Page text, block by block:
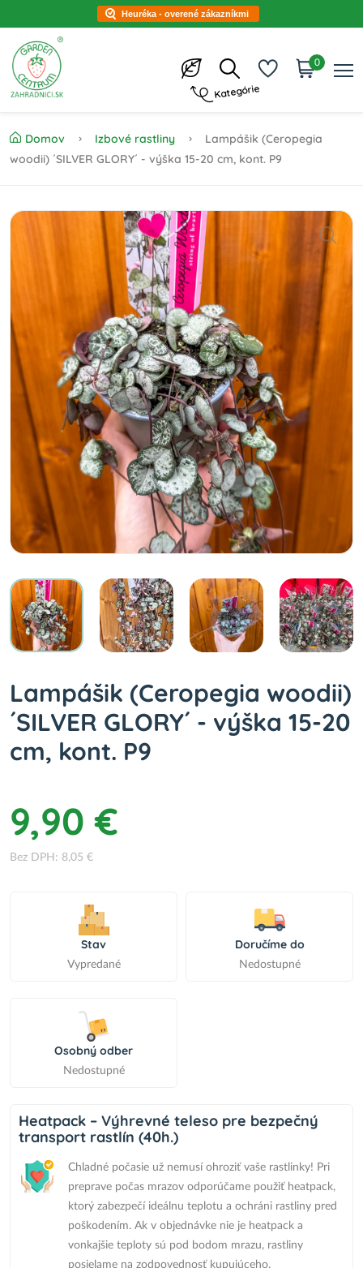
Heuréka - overené zákazníkmi
Kategórie
0
Domov Izbové rastliny
Lampášik (Ceropegia
woodii) ´SILVER GLORY´ - výška 15-20 cm, kont. P9
Lampášik (Ceropegia woodii)
´SILVER GLORY´ - výška 15-20
cm, kont. P9
9,90 €
Bez DPH: 8,05 €
Stav
Vypredané
Doručíme do
Nedostupné
Osobný odber
Nedostupné
Heatpack – Výhrevné teleso pre bezpečný
transport rastlín (40h.)
Chladné počasie už nemusí ohroziť vaše rastlinky! Pri
preprave počas mrazov odporúčame použiť heatpack,
ktorý zabezpečí ideálnu teplotu a ochráni rastliny pred
poškodením. Ak v objednávke nie je heatpack a
vonkajšie teploty sú pod bodom mrazu, rastliny
posielame na zodpovednosť kupujúceho.